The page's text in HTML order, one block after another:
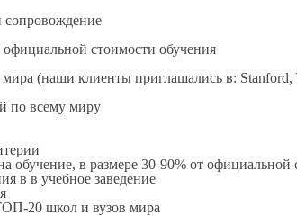
сопровождение
стоимости обучения
(наши клиенты приглашались в:
по всему миру
обучение, в размере 30-90% от официальной
в в учебное заведение
20 школ и вузов мира